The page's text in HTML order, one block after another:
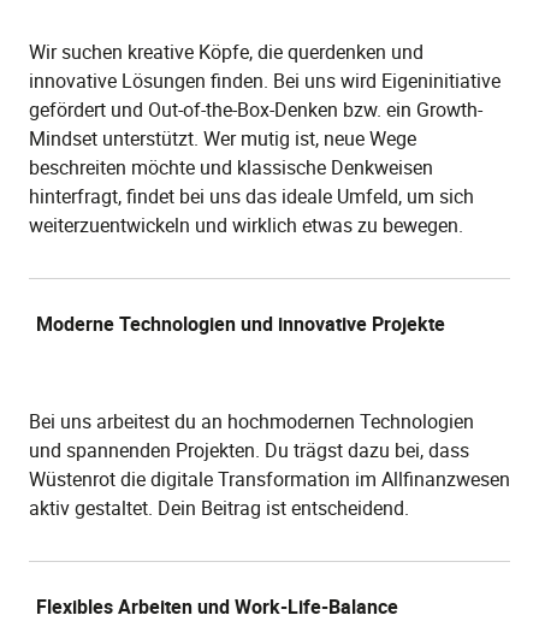
Wir suchen kreative Köpfe, die querdenken und
innovative Lösungen finden. Bei uns wird Eigeninitiative
gefördert und Out-of-the-Box-Denken bzw. ein Growth-
Mindset unterstützt. Wer mutig ist, neue Wege
beschreiten möchte und klassische Denkweisen
hinterfragt, findet bei uns das ideale Umfeld, um sich
weiterzuentwickeln und wirklich etwas zu bewegen.
Moderne Technologien und innovative Projekte
Bei uns arbeitest du an hochmodernen Technologien
und spannenden Projekten. Du trägst dazu bei, dass
Wüstenrot die digitale Transformation im Allfinanzwesen
aktiv gestaltet. Dein Beitrag ist entscheidend.
Flexibles Arbeiten und Work-Life-Balance